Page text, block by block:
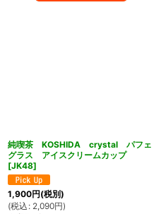
純喫茶 KOSHIDA crystal パフェ
グラス アイスクリームカップ
[JK48]
1,900円(税別)
(税込 : 2,090円)